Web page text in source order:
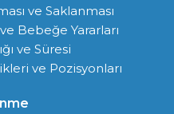
ve Saklanması
Bebeğe Yararları
ve Süresi
ve Pozisyonları